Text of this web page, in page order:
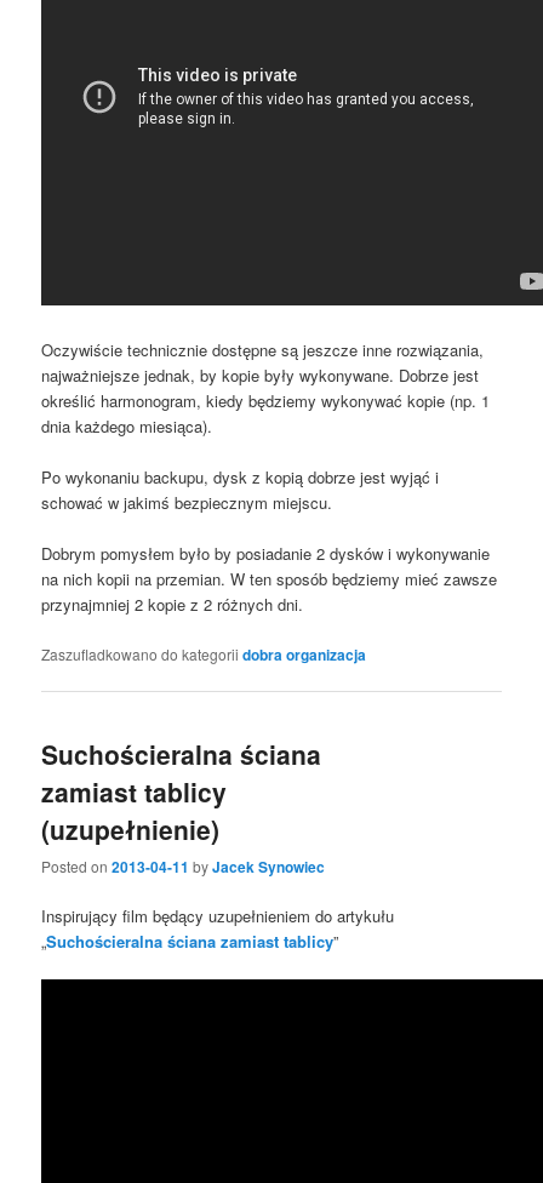
Oczywiście technicznie dostępne są jeszcze inne rozwiązania,
najważniejsze jednak, by kopie były wykonywane. Dobrze jest
określić harmonogram, kiedy będziemy wykonywać kopie (np. 1
dnia każdego miesiąca).
Po wykonaniu backupu, dysk z kopią dobrze jest wyjąć i
schować w jakimś bezpiecznym miejscu.
Dobrym pomysłem było by posiadanie 2 dysków i wykonywanie
na nich kopii na przemian. W ten sposób będziemy mieć zawsze
przynajmniej 2 kopie z 2 różnych dni.
Zaszufladkowano do kategorii dobra organizacja
Suchościeralna ściana
zamiast tablicy
(uzupełnienie)
Posted on2013-04-11 byJacek Synowiec
Inspirujący film będący uzupełnieniem do artykułu
„Suchościeralna ściana zamiast tablicy”